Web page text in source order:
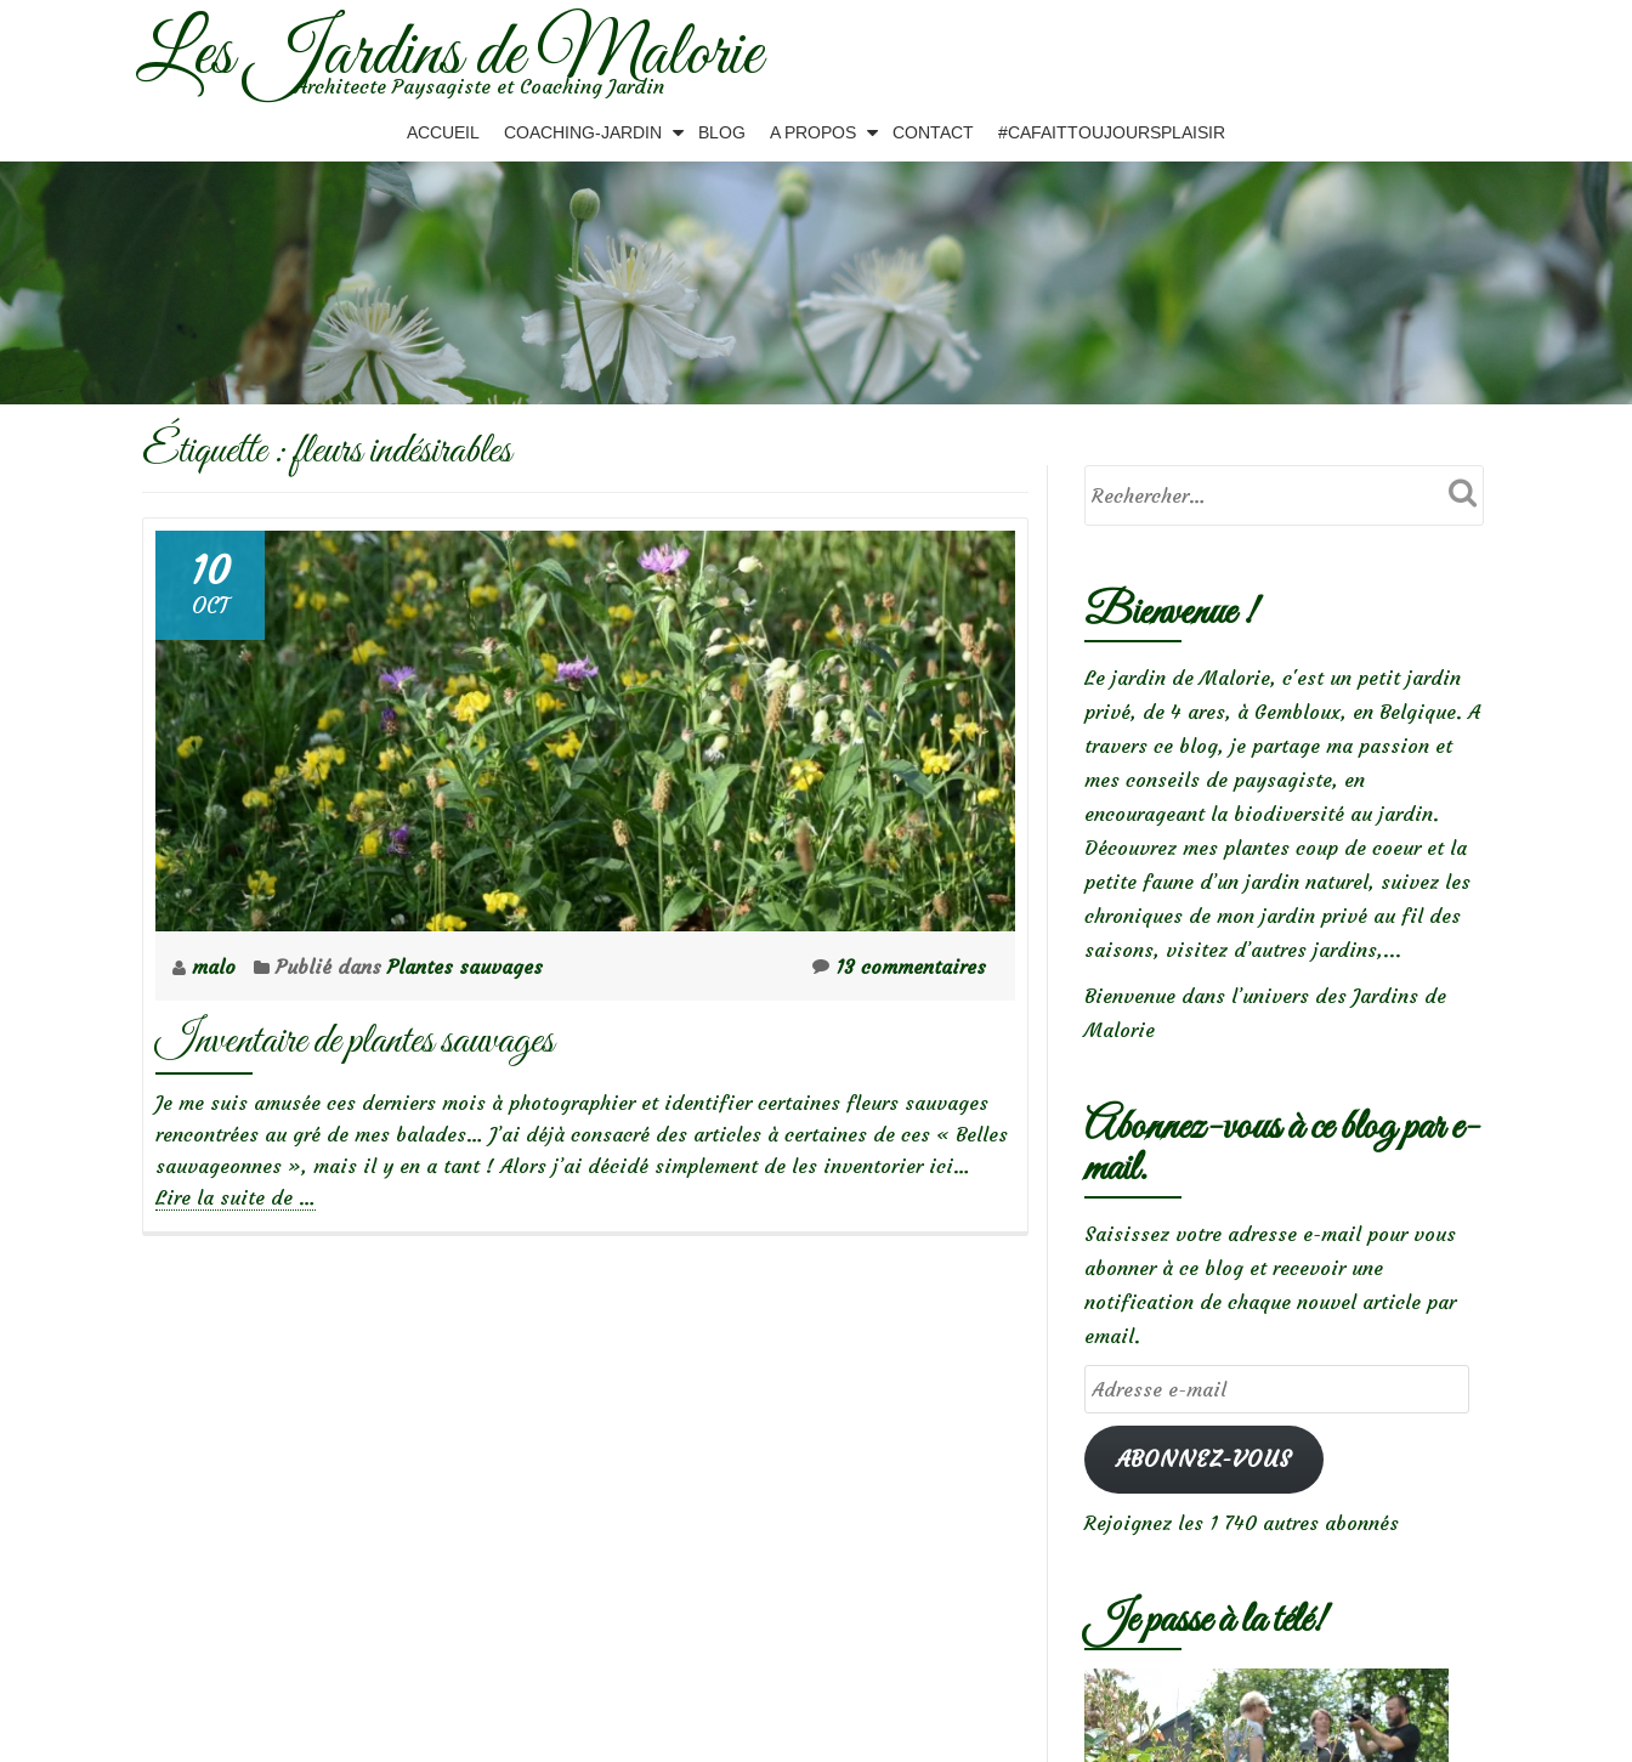
Les Jardins de Malorie
Architecte Paysagiste et Coaching Jardin
ACCUEIL COACHING-JARDIN BLOG A PROPOS CONTACT #CAFAITTOUJOURSPLAISIR
Étiquette :fleurs indésirables
10
OCT
malo Publié dansPlantes sauvages 13 commentaires
Inventaire de plantes sauvages
Je me suis amusée ces derniers mois à photographier et identifier certaines fleurs sauvages
rencontrées au gré de mes balades… J’ai déjà consacré des articles à certaines de ces « Belles
sauvageonnes », mais il y en a tant ! Alors j’ai décidé simplement de les inventorier ici…
Lire la suite de …
Bienvenue !
Le jardin de Malorie, c'est un petit jardin
privé, de 4 ares, à Gembloux, en Belgique. A
travers ce blog, je partage ma passion et
mes conseils de paysagiste, en
encourageant la biodiversité au jardin.
Découvrez mes plantes coup de coeur et la
petite faune d’un jardin naturel, suivez les
chroniques de mon jardin privé au fil des
saisons, visitez d’autres jardins,...
Bienvenue dans l’univers des Jardins de
Malorie
Abonnez-vous à ce blog par e-
mail.
Saisissez votre adresse e-mail pour vous
abonner à ce blog et recevoir une
notification de chaque nouvel article par
email.
Adresse
e-
mailABONNEZ-VOUS
Rejoignez les 1 740 autres abonnés
Je passe à la télé!